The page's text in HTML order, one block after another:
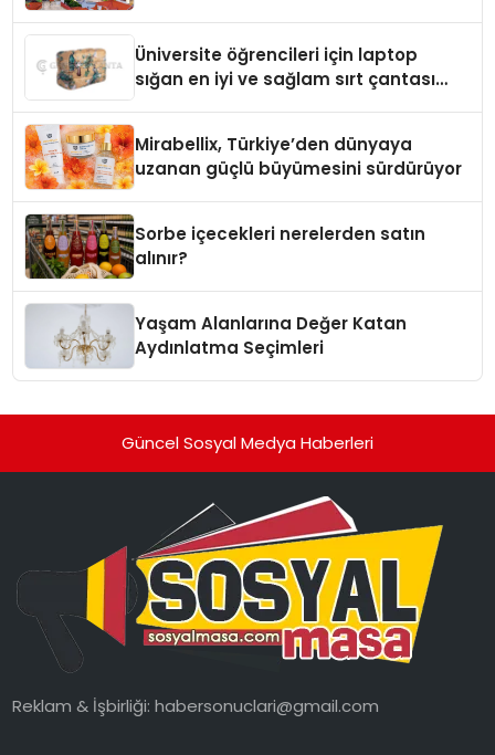
Üniversite öğrencileri için laptop
sığan en iyi ve sağlam sırt çantası
Mirabellix, Türkiye’den dünyaya
uzanan güçlü büyümesini sürdürüyor
Sorbe içecekleri nerelerden satın
alınır?
Yaşam Alanlarına Değer Katan
Aydınlatma Seçimleri
Güncel Sosyal Medya Haberleri
Reklam & İşbirliği:habersonuclari@gmail.com